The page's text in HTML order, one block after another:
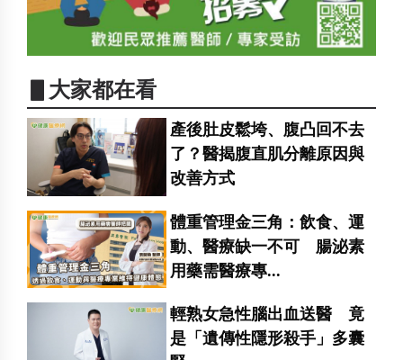
▋大家都在看
產後肚皮鬆垮、腹凸回不去
了？醫揭腹直肌分離原因與
改善方式
體重管理金三角：飲食、運
動、醫療缺一不可 腸泌素
用藥需醫療專...
輕熟女急性腦出血送醫 竟
是「遺傳性隱形殺手」多囊